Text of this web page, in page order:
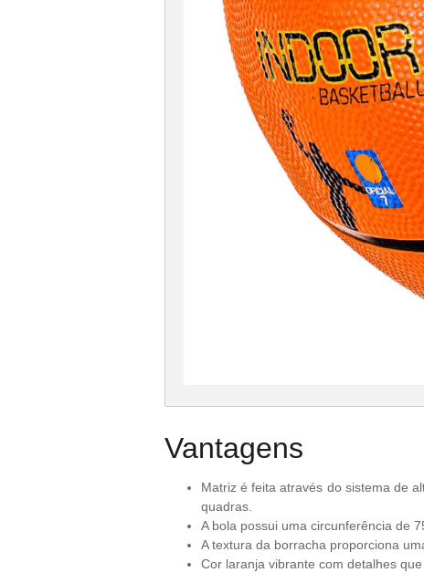
Vantagens
Matriz é feita através do sistema de
quadras.
A bola possui uma circunferência de
A textura da borracha proporciona
Cor laranja vibrante com detalhes